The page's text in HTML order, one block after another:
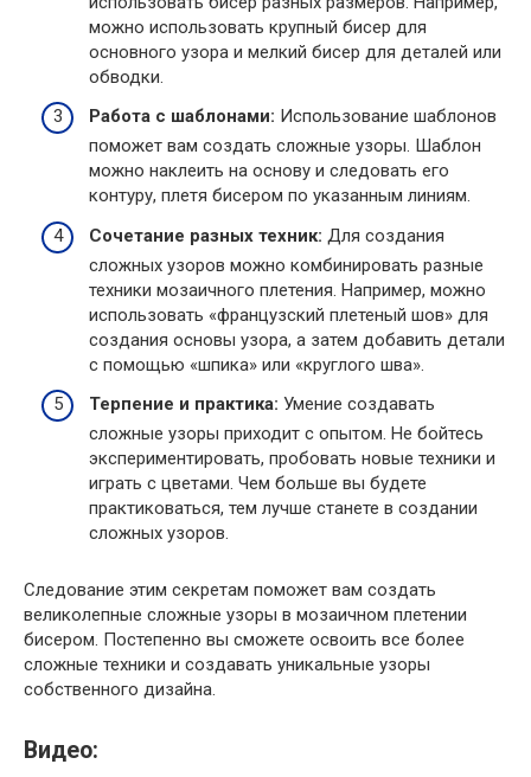
можно использовать крупный бисер для
основного узора и мелкий бисер для деталей или
обводки.
Работа с шаблонами: Использование шаблонов
поможет вам создать сложные узоры. Шаблон
можно наклеить на основу и следовать его
контуру, плетя бисером по указанным линиям.
Сочетание разных техник: Для создания
сложных узоров можно комбинировать разные
техники мозаичного плетения. Например, можно
использовать «французский плетеный шов» для
создания основы узора, а затем добавить детали
с помощью «шпика» или «круглого шва».
Терпение и практика: Умение создавать
сложные узоры приходит с опытом. Не бойтесь
экспериментировать, пробовать новые техники и
играть с цветами. Чем больше вы будете
практиковаться, тем лучше станете в создании
сложных узоров.
Следование этим секретам поможет вам создать
великолепные сложные узоры в мозаичном плетении
бисером. Постепенно вы сможете освоить все более
сложные техники и создавать уникальные узоры
собственного дизайна.
Видео: